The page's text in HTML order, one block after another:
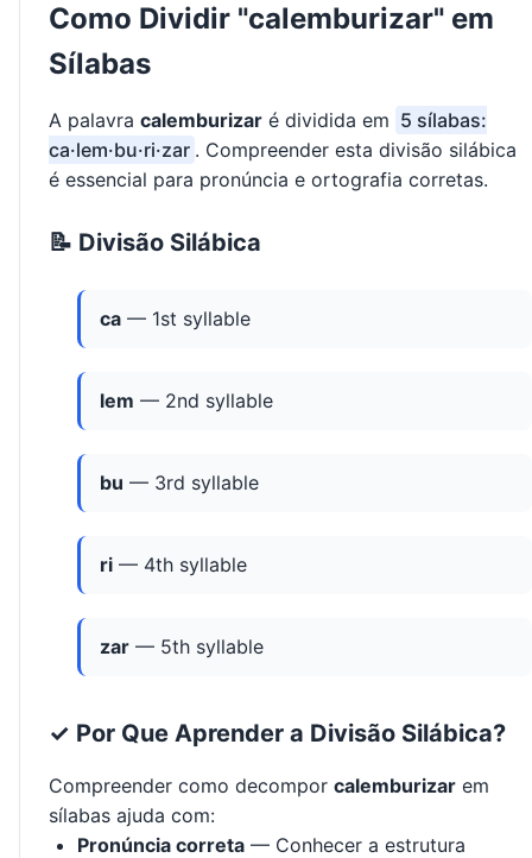
Como Dividir "calemburizar" em
Sílabas
A palavra calemburizar é dividida em 5 sílabas:
ca·lem·bu·ri·zar . Compreender esta divisão silábica
é essencial para pronúncia e ortografia corretas.
📝 Divisão Silábica
ca — 1st syllable
lem — 2nd syllable
bu — 3rd syllable
ri — 4th syllable
zar — 5th syllable
✓ Por Que Aprender a Divisão Silábica?
Compreender como decompor calemburizar em
sílabas ajuda com:
Pronúncia correta — Conhecer a estrutura